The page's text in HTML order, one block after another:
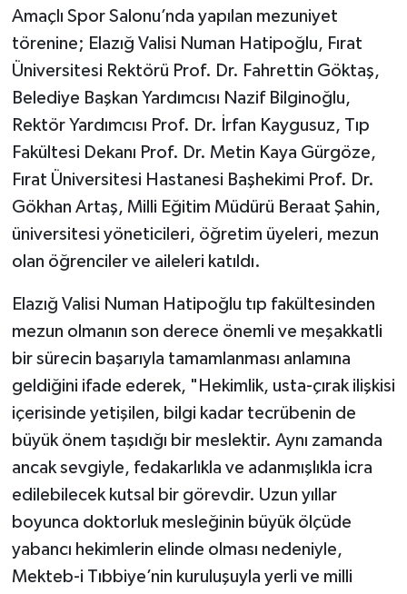
Amaçlı Spor Salonu’nda yapılan mezuniyet
törenine; Elazığ Valisi Numan Hatipoğlu, Fırat
Üniversitesi Rektörü Prof. Dr. Fahrettin Göktaş,
Belediye Başkan Yardımcısı Nazif Bilginoğlu,
Rektör Yardımcısı Prof. Dr. İrfan Kaygusuz, Tıp
Fakültesi Dekanı Prof. Dr. Metin Kaya Gürgöze,
Fırat Üniversitesi Hastanesi Başhekimi Prof. Dr.
Gökhan Artaş, Milli Eğitim Müdürü Beraat Şahin,
üniversitesi yöneticileri, öğretim üyeleri, mezun
olan öğrenciler ve aileleri katıldı.
Elazığ Valisi Numan Hatipoğlu tıp fakültesinden
mezun olmanın son derece önemli ve meşakkatli
bir sürecin başarıyla tamamlanması anlamına
geldiğini ifade ederek, "Hekimlik, usta-çırak ilişkisi
içerisinde yetişilen, bilgi kadar tecrübenin de
büyük önem taşıdığı bir meslektir. Aynı zamanda
ancak sevgiyle, fedakarlıkla ve adanmışlıkla icra
edilebilecek kutsal bir görevdir. Uzun yıllar
boyunca doktorluk mesleğinin büyük ölçüde
yabancı hekimlerin elinde olması nedeniyle,
Mekteb-i Tıbbiye’nin kuruluşuyla yerli ve milli
Malazgirt
Varto